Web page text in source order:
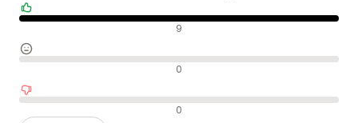
Positive omtaler 9
Nøytrale omtaler 0
Negative omtaler 0